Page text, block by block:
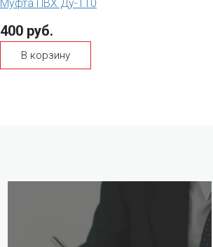
Муфта ПВХ Ду-110
400 руб.
В корзину